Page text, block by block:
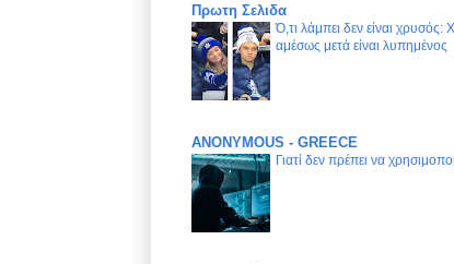
Πρωτη Σελιδα
Ό,τι λάμπει δεν είναι
αμέσως μετά είναι λυπημένος
ANONYMOUS - GREECE
Γιατί δεν πρέπει να